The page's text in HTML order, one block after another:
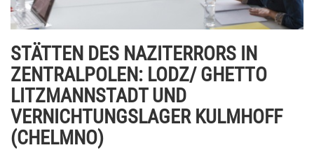
STÄTTEN DES NAZITERRORS IN
ZENTRALPOLEN: LODZ/ GHETTO
LITZMANNSTADT UND
VERNICHTUNGSLAGER KULMHOFF
(CHELMNO)